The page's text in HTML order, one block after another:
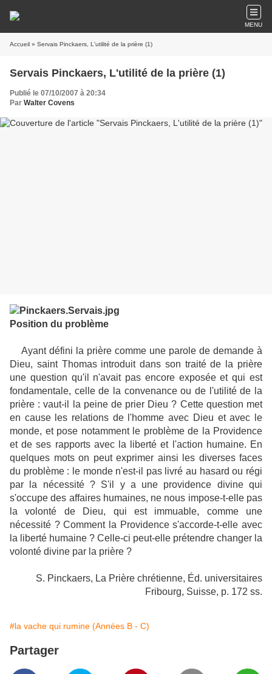
MENU
Accueil » Servais Pinckaers, L'utilité de la prière (1)
Servais Pinckaers, L'utilité de la prière (1)
Publié le 07/10/2007 à 20:34
Par Walter Covens
Position du problème
Ayant défini la prière comme une parole de demande à
Dieu, saint Thomas introduit dans son traité de la prière
une question qu'il n'avait pas encore exposée et qui est
fondamentale, celle de la convenance ou de l'utilité de la
prière : vaut-il la peine de prier Dieu ? Cette question met
en cause les relations de l'homme avec Dieu et avec le
monde, et pose notamment le problème de la Providence
et de ses rapports avec la liberté et l'action humaine. En
quelques mots on peut exprimer ainsi les diverses faces
du problème : le monde n'est-il pas livré au hasard ou régi
par la nécessité ? S'il y a une providence divine qui
s'occupe des affaires humaines, ne nous impose-t-elle pas
la volonté de Dieu, qui est immuable, comme une
nécessité ? Comment la Providence s'accorde-t-elle avec
la liberté humaine ? Celle-ci peut-elle prétendre changer la
volonté divine par la prière ?
S. Pinckaers, La Prière chrétienne, Éd. universitaires
Fribourg, Suisse, p. 172 ss.
#la vache qui rumine (Années B - C)
Partager